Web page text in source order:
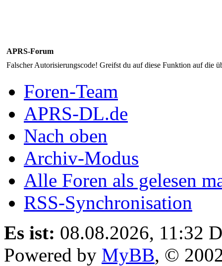
APRS-Forum
Falscher Autorisierungscode! Greifst du auf diese Funktion auf die
Foren-Team
APRS-DL.de
Nach oben
Archiv-Modus
Alle Foren als gelesen
RSS-Synchronisation
Es ist: 08.08.2026, 11:32
Powered by MyBB, ©